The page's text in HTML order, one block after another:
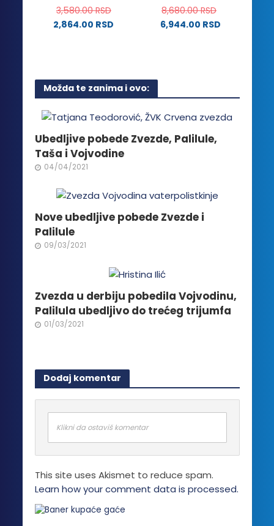
proizvoda.
3,580.00RSD
2,864.00 RSD
više
varijanti.
mogu
biti
izabrane
na
proizvoda.
8,680.00RSD
6,944.00 RSD
Možda te zanima i ovo:
Ubedljive pobede Zvezde, Palilule,
Taša i Vojvodine
04/04/2021
Nove ubedljive pobede Zvezde i
Palilule
09/03/2021
Zvezda u derbiju pobedila Vojvodinu,
Palilula ubedljivo do trećeg trijumfa
01/03/2021
Dodaj komentar
Klikni da ostaviš komentar
This site uses Akismet to reduce spam.
Learn how your comment data is processed.